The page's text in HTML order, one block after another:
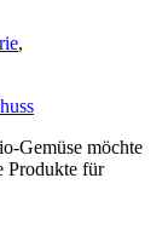
,
Gemüse möchte
Produkte für